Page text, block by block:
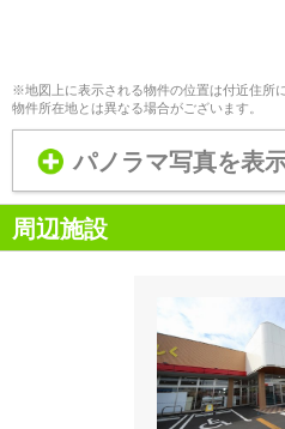
※地図上に表示される物件の位置は付近住所
物件所在地とは異なる場合がございます。
パノラマ写真を表
周辺施設